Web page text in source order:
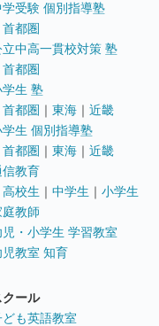
学受験 個別指導塾
首都圏
立中高一貫校対策 塾
首都圏
学生 塾
首都圏 ｜ 東海 ｜ 近畿
学生 個別指導塾
首都圏 ｜ 東海 ｜ 近畿
信教育
高校生 ｜ 中学生 ｜ 小学生
庭教師
児・小学生 学習教室
児教室 知育
クール
ども英語教室